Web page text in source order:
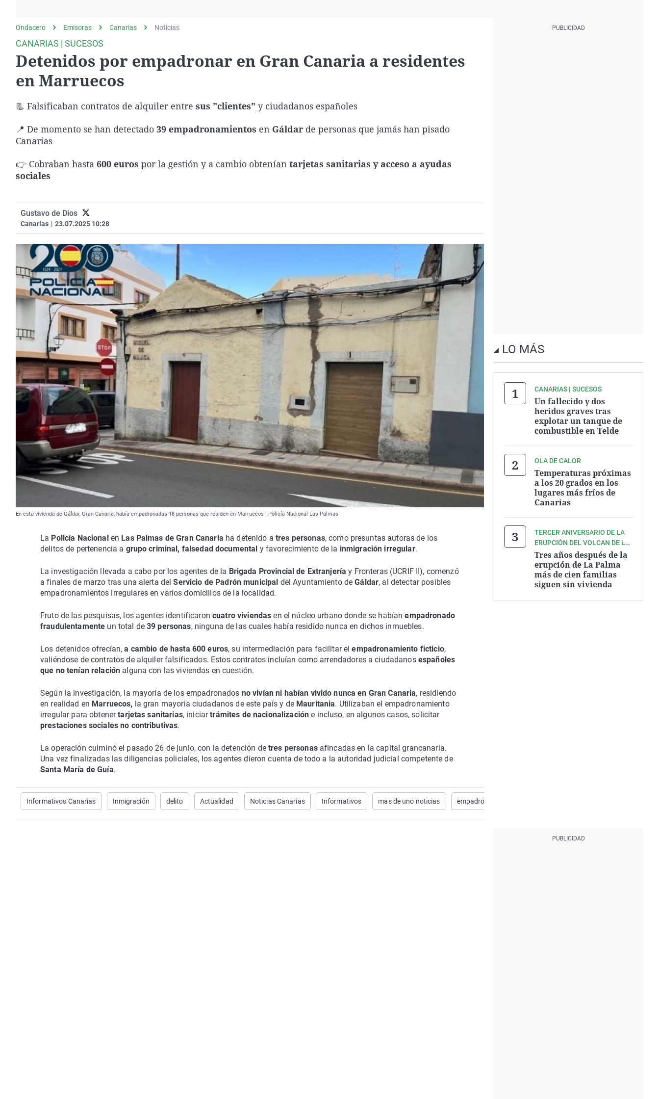
gato
Negra
Navarra
Ondacero Emisoras Canarias Noticias
CANARIAS | SUCESOS
Detenidos por empadronar en Gran Canaria a residentes
en Marruecos
📃 Falsificaban contratos de alquiler entre sus "clientes" y ciudadanos españoles
📍 De momento se han detectado 39 empadronamientos en Gáldar de personas que jamás han pisado
Canarias
👉 Cobraban hasta 600 euros por la gestión y a cambio obtenían tarjetas sanitarias y acceso a ayudas
sociales
Gustavo de Dios
Canarias | 23.07.2025 10:28
En esta vivienda de Gáldar, Gran Canaria, había empadronadas 18 personas que residen en Marruecos | Policía Nacional Las Palmas
La Policía Nacional en Las Palmas de Gran Canaria ha detenido a tres personas, como presuntas autoras de los
delitos de pertenencia a grupo criminal, falsedad documental y favorecimiento de la inmigración irregular.
La investigación llevada a cabo por los agentes de la Brigada Provincial de Extranjería y Fronteras (UCRIF II), comenzó
a finales de marzo tras una alerta del Servicio de Padrón municipal del Ayuntamiento deGáldar, al detectar posibles
empadronamientos irregulares en varios domicilios de la localidad.
Fruto de las pesquisas, los agentes identificaron cuatro viviendas en el núcleo urbano donde se habíanempadronado
fraudulentamente un total de39 personas, ninguna de las cuales había residido nunca en dichos inmuebles.
Los detenidos ofrecían,a cambio de hasta 600 euros, su intermediación para facilitar elempadronamiento ficticio,
valiéndose de contratos de alquiler falsificados. Estos contratos incluían como arrendadores a ciudadanos españoles
que no tenían relación alguna con las viviendas en cuestión.
Según la investigación, la mayoría de los empadronados no vivían ni habían vivido nunca en Gran Canaria, residiendo
en realidad en Marruecos, la gran mayoría ciudadanos de este país y de Mauritania. Utilizaban el empadronamiento
irregular para obtenertarjetas sanitarias, iniciartrámites de nacionalización e incluso, en algunos casos, solicitar
prestaciones sociales no contributivas.
La operación culminó el pasado 26 de junio, con la detención de tres personasafincadas en la capital grancanaria.
Una vez finalizadas las diligencias policiales, los agentes dieron cuenta de todo a la autoridad judicial competente de
Santa María de Guía.
Informativos Canarias Inmigración delito Actualidad Noticias Canarias Informativos mas de uno noticias empadronamientos
LO MÁS
CANARIAS | SUCESOS
Un fallecido y dos
heridos graves tras
explotar un tanque de
combustible en Telde
OLA DE CALOR
Temperaturas próximas
a los 20 grados en los
lugares más fríos de
Canarias
TERCER ANIVERSARIO DE LA
ERUPCIÓN DEL VOLCAN DE LA
PALMA
Tres años después de la
erupción de La Palma
más de cien familias
siguen sin vivienda